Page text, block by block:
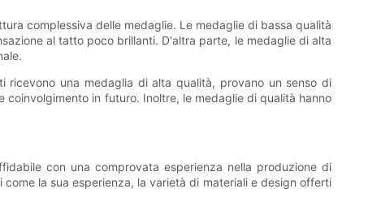
complessiva delle medaglie. Le medaglie di bassa qualità
al tatto poco brillanti. D'altra parte, le medaglie di alta
ricevono una medaglia di alta qualità, provano un senso di
in futuro. Inoltre, le medaglie di qualità hanno
con una comprovata esperienza nella produzione di
la sua esperienza, la varietà di materiali e design offerti